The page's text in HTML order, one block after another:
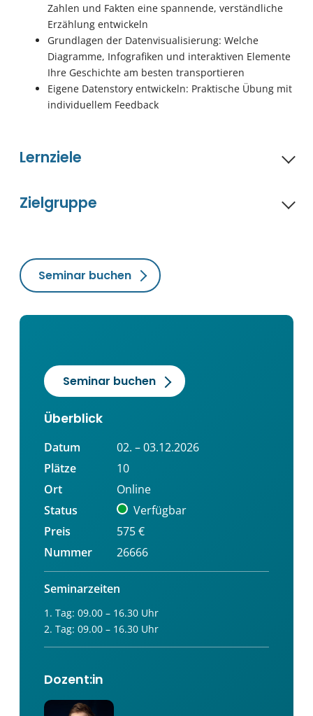
Zahlen und Fakten eine spannende, verständliche
Erzählung entwickeln
Grundlagen der Datenvisualisierung: Welche
Diagramme, Infografiken und interaktiven Elemente
Ihre Geschichte am besten transportieren
Eigene Datenstory entwickeln: Praktische Übung mit
individuellem Feedback
Lernziele
Zielgruppe
Seminar buchen
Seminar buchen
Überblick
Datum
02. – 03.12.2026
Plätze
10
Ort
Online
Status
Verfügbar
Preis
575 €
Nummer
26666
Seminarzeiten
1. Tag: 09.00 – 16.30 Uhr
2. Tag: 09.00 – 16.30 Uhr
Dozent:in